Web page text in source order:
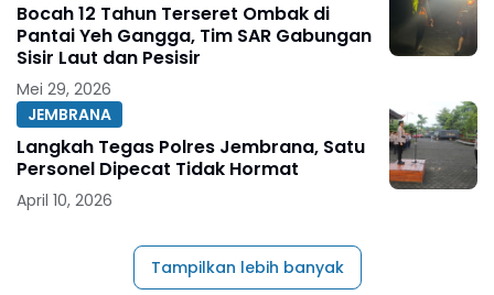
Bocah 12 Tahun Terseret Ombak di
Pantai Yeh Gangga, Tim SAR Gabungan
Sisir Laut dan Pesisir
Mei 29, 2026
JEMBRANA
Langkah Tegas Polres Jembrana, Satu
Personel Dipecat Tidak Hormat
April 10, 2026
Tampilkan lebih banyak